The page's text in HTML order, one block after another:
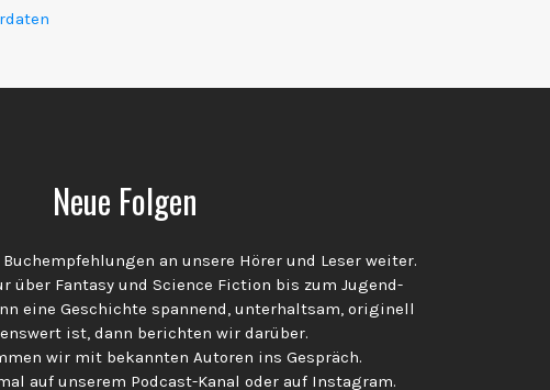
Neue Folgen
an unsere Hörer und Leser weiter.
über Fantasy und Science Fiction bis zum Jugend-
eine Geschichte spannend, unterhaltsam, originell
ist, dann berichten wir darüber.
wir mit bekannten Autoren ins Gespräch.
auf unserem Podcast-Kanal oder auf Instagram.